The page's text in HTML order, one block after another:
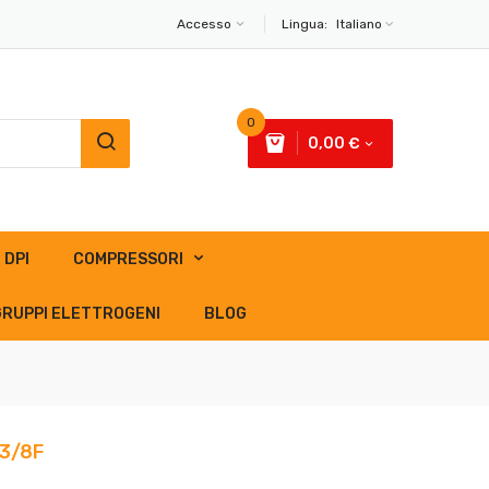
Lingua: Italiano
Accesso
0
0,00 €
DPI COMPRESSORI
ELETTROGENI BLOG
3/8F